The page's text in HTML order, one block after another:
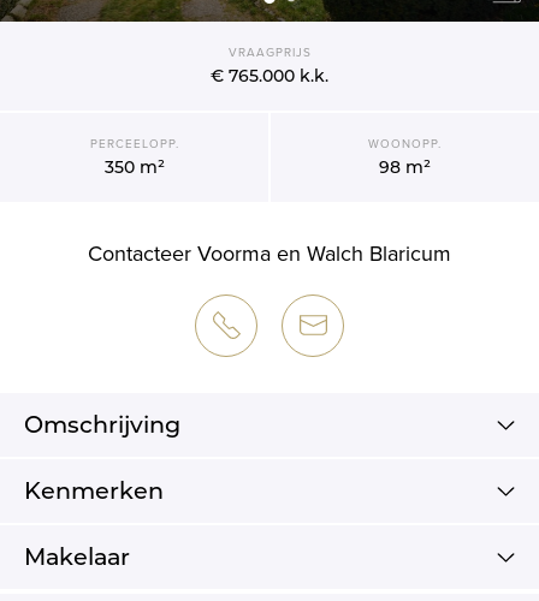
VRAAGPRIJS
€ 765.000 k.k.
PERCEELOPP.
350 m²
WOONOPP.
98 m²
Contacteer Voorma en Walch Blaricum
Omschrijving
Kenmerken
Makelaar